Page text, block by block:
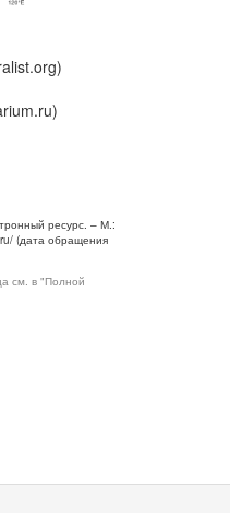
ресурс. – М.:
(дата обращения
см. в "Полной